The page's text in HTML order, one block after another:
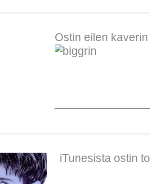
Ostin eilen
iTunesista ostin